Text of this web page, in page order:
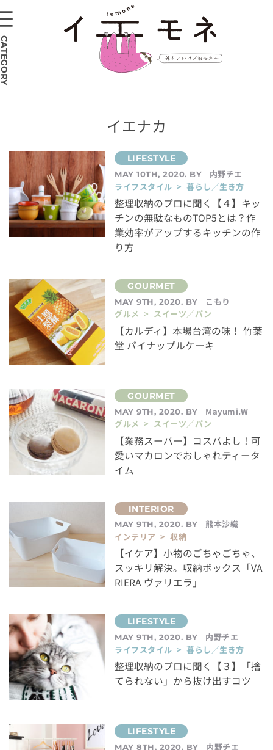
イエナカ
MAY 10TH, 2020. BY
内野チエ
ライフスタイル > 暮らし／生き方
整理収納のプロに聞く【４】キッ
チンの無駄なものTOP5とは？作
業効率がアップするキッチンの作
り方
MAY 9TH, 2020. BY
こもり
グルメ > スイーツ／パン
【カルディ】本場台湾の味！ 竹葉
堂 パイナップルケーキ
MAY 9TH, 2020. BY
Mayumi.W
グルメ > スイーツ／パン
【業務スーパー】コスパよし！可
愛いマカロンでおしゃれティータ
イム
MAY 9TH, 2020. BY
熊本沙織
インテリア > 収納
【イケア】小物のごちゃごちゃ、
スッキリ解決。収納ボックス「VA
RIERA ヴァリエラ」
MAY 9TH, 2020. BY
内野チエ
ライフスタイル > 暮らし／生き方
整理収納のプロに聞く【３】「捨
てられない」から抜け出すコツ
MAY 8TH, 2020. BY
内野チエ